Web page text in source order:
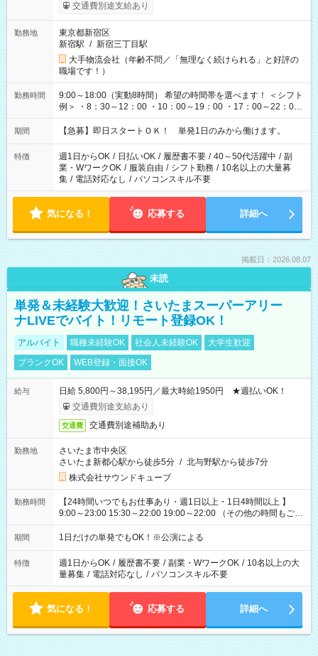
交通費別途支給あり
勤務地
東京都新宿区
新宿駅 / 新宿三丁目駅
大手物流会社（年齢不問／「無理なく続けられる」と好評の
職場です！）
勤務時間
9:00～18:00（実動8時間） 希望の時間帯を選べます！ ＜シフト
例＞ ・8：30～12：00 ・10：00～19：00 ・17：00～22：00
・13：00～22：00 ・22：00～翌6：00 など
期間 【急募】即日スタートＯＫ！ 単発1日のみから働けます。
特徴 週1日からOK / 日払いOK / 履歴書不要 / 40～50代活躍中 / 副
業・WワークOK / 服装自由 / シフト勤務 / 10名以上の大量募
集 / 電話対応なし / パソコンスキル不要
気になる！ 応募する 詳細へ
掲載日：2026.08.07
未読
単発＆未経験大歓迎！さいたまスーパーアリー
ナLIVEでバイト！リモート登録OK！
アルバイト 職種未経験OK 社会人未経験OK
大学生歓迎
ブランクOK
WEB登録・面接OK
給与
日給 5,800円～38,195円／最大時給1950円 ★週払いOK！
交通費別途支給あり
交通費 交通費別途補助あり
勤務地
さいたま市中央区
さいたま新都心駅から徒歩5分 / 北与野駅から徒歩7分
株式会社サウンドキューブ
勤務時間
【24時間いつでもお仕事あり・週1日以上・1日4時間以上 】
9:00～23:00 15:30～22:00 19:00～22:00 （その他の時間もござ
います！） 19:00～23:30 21:00～翌5:00 etc... ※上記シフトは
一例です。現場により、時間が異なります！ ※イベントが早く
期間 1日だけの単発でもOK！※公演による
特徴 週1日からOK / 履歴書不要 / 副業・WワークOK / 10名以上の大
量募集 / 電話対応なし / パソコンスキル不要
気になる！ 応募する 詳細へ